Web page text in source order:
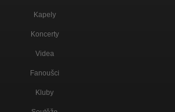
Kapely
Koncerty
Videa
Fanoušci
Kluby